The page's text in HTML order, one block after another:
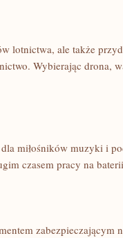
lotnictwa, ale także
Wybierając drona,
miłośników muzyki i
czasem pracy na
zabezpieczającym